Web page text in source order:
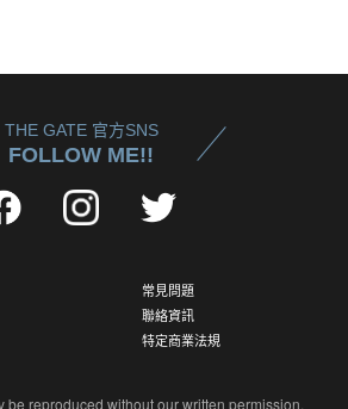
THE GATE 官方SNS
FOLLOW ME!!
常見問題
聯絡資訊
特定商業法規
be reproduced without our written permission.